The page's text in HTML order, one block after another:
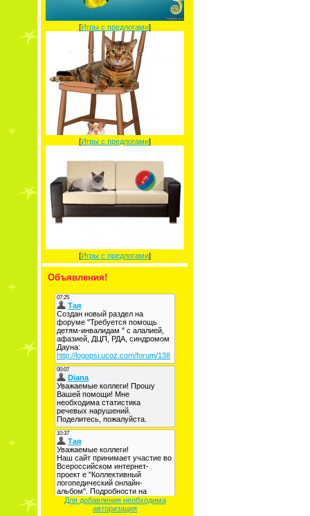
[Игры с предлогами]
[Игры с предлогами]
[Игры с предлогами]
Объявления!
Для добавления необходима
авторизация